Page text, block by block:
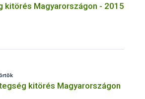
kitörés Magyarországon - 2015
kitörés Magyarországon